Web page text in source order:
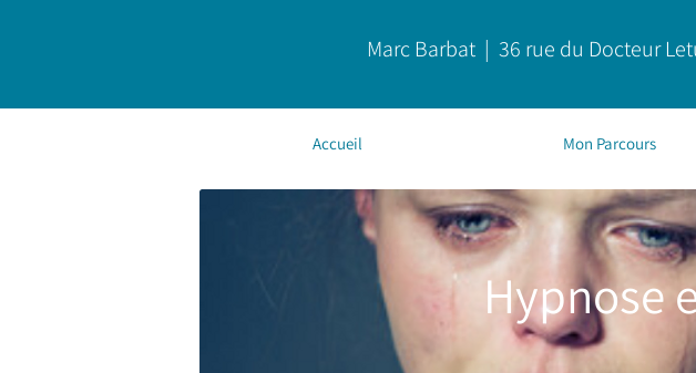
Marc Barbat | 36 rue du Docteur
Accueil Mon Parcours
Hypnose